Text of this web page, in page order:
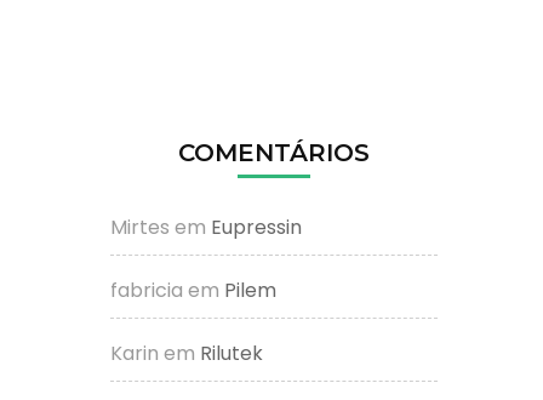
COMENTÁRIOS
Mirtes em Eupressin
fabricia em Pilem
Karin em Rilutek